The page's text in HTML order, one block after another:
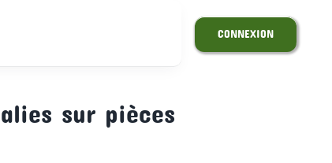
CONNEXION
sur pièces